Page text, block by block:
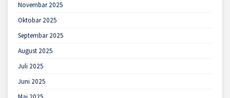
Novembar 2025
Oktobar 2025
Septembar 2025
August 2025
Juli 2025
Juni 2025